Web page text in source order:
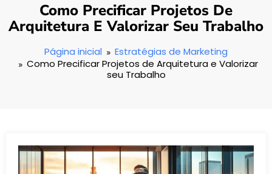
Como Precificar Projetos De
Arquitetura E Valorizar Seu Trabalho
Página inicial
Estratégias de Marketing
Como Precificar Projetos de Arquitetura e Valorizar
seu Trabalho